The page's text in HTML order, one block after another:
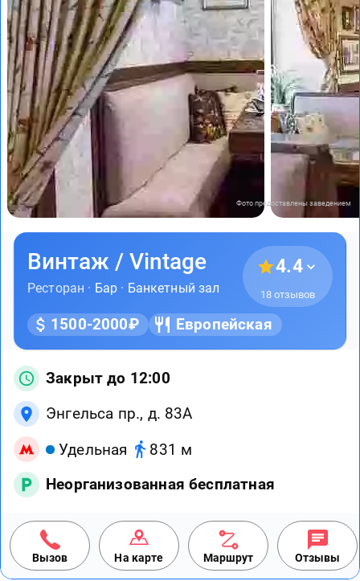
Фото предоставлены заведением
Винтаж / Vintage
Ресторан · Бар · Банкетный зал
4.4
18 отзывов
1500-2000₽ Европейская
Закрыт до 12:00
Энгельса пр., д. 83А
Удельная
831 м
Неорганизованная бесплатная
Вызов На карте Маршрут Отзывы